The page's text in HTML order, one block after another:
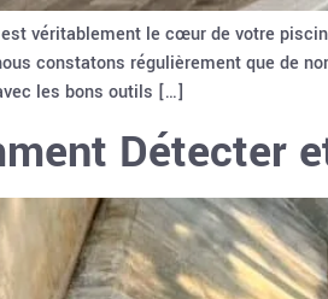
véritablement le cœur de votre
constatons régulièrement que de
les bons outils […]
Détecter